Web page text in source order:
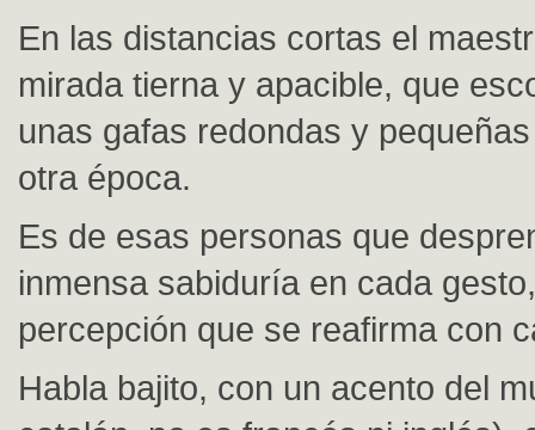
En las distancias cortas el
mirada tierna y apacible, que
unas gafas redondas y
otra época.
Es de esas personas que
inmensa sabiduría en cada
percepción que se reafirma con
Habla bajito, con un acento del